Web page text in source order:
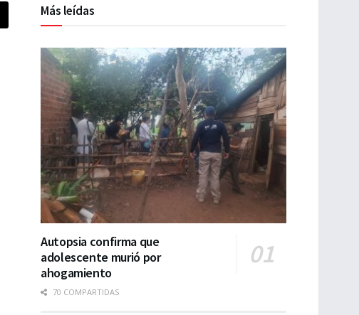
Más leídas
Autopsia confirma que
adolescente murió por
ahogamiento
70 COMPARTIDAS